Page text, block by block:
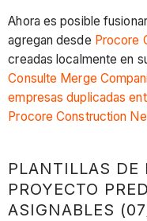
Ahora es posible fusionar
agregan desde Procore
creadas localmente en
Consulte Merge
empresas duplicadas
Procore Construction
PLANTILLAS DE
PROYECTO
ASIGNABLES